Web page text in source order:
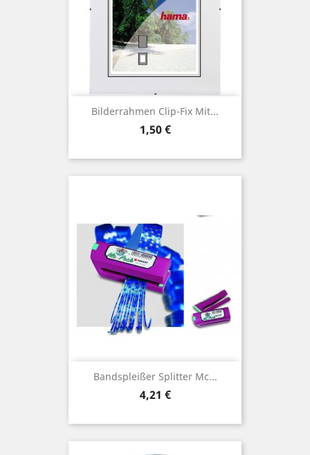
Bilderrahmen Clip-Fix Mit...
Preis
1,50 €
Bandspleißer Splitter Mc...
Preis
4,21 €